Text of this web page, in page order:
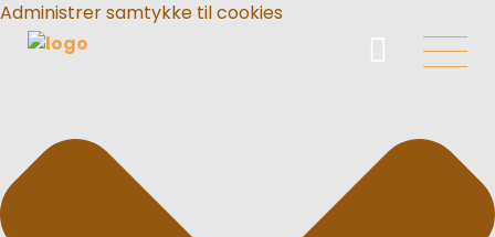
Administrer samtykke til cookies